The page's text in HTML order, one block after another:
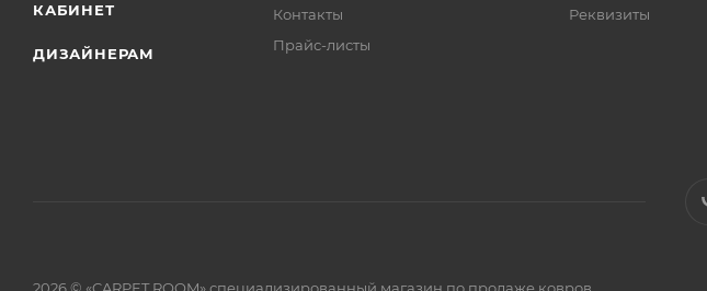
КАБИНЕТ
ДИЗАЙНЕРАМ
Контакты
Прайс-листы
Реквизиты